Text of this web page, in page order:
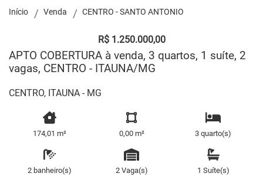
Início Venda CENTRO - SANTO ANTONIO
R$ 1.250.000,00
APTO COBERTURA à venda, 3 quartos, 1 suíte, 2
vagas, CENTRO - ITAUNA/MG
CENTRO, ITAUNA - MG
174,01 m² 0,00 m² 3 quarto(s)
2 banheiro(s) 2 Vaga(s) 1 Suíte(s)